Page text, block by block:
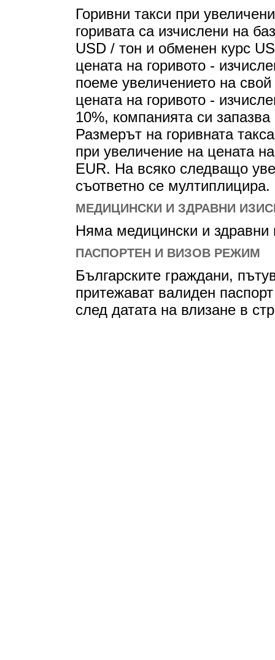
Горивни такси при
горивата са изчислени на
USD / тон и обменен курс
цената на горивото -
поеме увеличението на
цената на горивото -
10%, компанията си
Размерът на горивната
при увеличение на цената
EUR. На всяко следващо
съответно се мултиплицира.
МЕДИЦИНСКИ И ЗДРАВНИ
Няма медицински и здравни
ПАСПОРТЕН И ВИЗОВ РЕЖИМ
Българските граждани,
притежават валиден
след датата на влизане в